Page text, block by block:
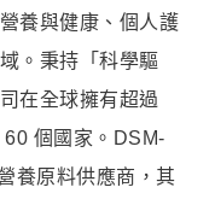
養與健康、個人護
。秉持「科學驅
在全球擁有超過
個國家。DSM-
養原料供應商，其